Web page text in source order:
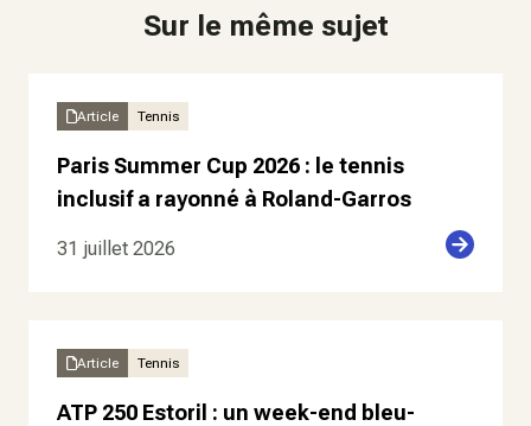
Sur le même sujet
Article Tennis
Paris Summer Cup 2026 : le tennis
inclusif a rayonné à Roland-Garros
31 juillet 2026
Article Tennis
ATP 250 Estoril : un week-end bleu-